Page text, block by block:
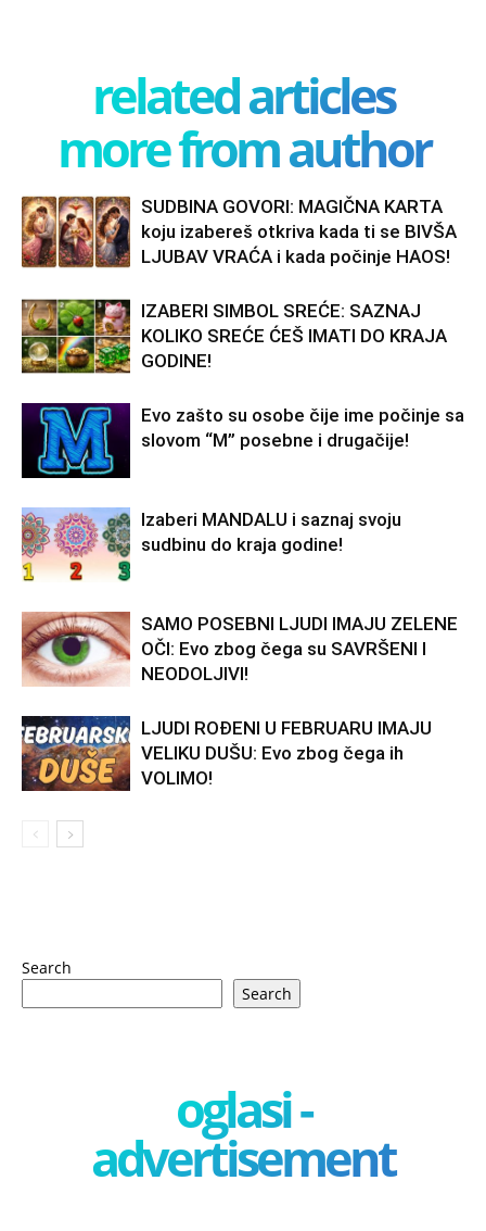
related articles
more from author
SUDBINA GOVORI: MAGIČNA KARTA
koju izabereš otkriva kada ti se BIVŠA
LJUBAV VRAĆA i kada počinje HAOS!
IZABERI SIMBOL SREĆE: SAZNAJ
KOLIKO SREĆE ĆEŠ IMATI DO KRAJA
GODINE!
Evo zašto su osobe čije ime počinje sa
slovom “M” posebne i drugačije!
Izaberi MANDALU i saznaj svoju
sudbinu do kraja godine!
SAMO POSEBNI LJUDI IMAJU ZELENE
OČI: Evo zbog čega su SAVRŠENI I
NEODOLJIVI!
LJUDI ROĐENI U FEBRUARU IMAJU
VELIKU DUŠU: Evo zbog čega ih
VOLIMO!
Search
Search
oglasi -
advertisement